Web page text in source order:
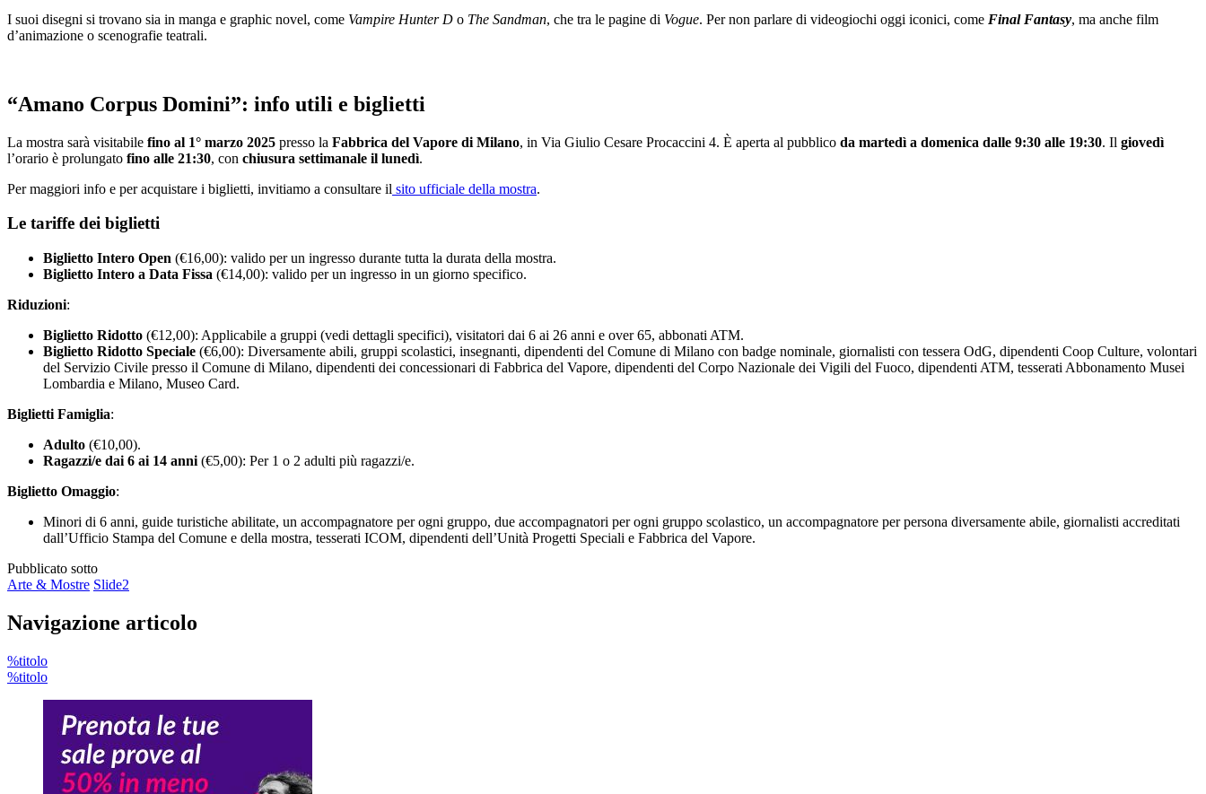
I suoi disegni si trovano sia in manga e graphic novel, come Vampire Hunter D o The Sandman, che tra le pagine di Vogue. Per non parlare di videogiochi oggi iconici, come Final Fantasy, ma anche film
d’animazione o scenografie teatrali.
“Amano Corpus Domini”: info utili e biglietti
La mostra sarà visitabile fino al 1° marzo 2025 presso la Fabbrica del Vapore di Milano, in Via Giulio Cesare Procaccini 4. È aperta al pubblico da martedì a domenica dalle 9:30 alle 19:30. Il giovedì
l’orario è prolungato fino alle 21:30, con chiusura settimanale il lunedì.
Per maggiori info e per acquistare i biglietti, invitiamo a consultare il sito ufficiale della mostra.
Le tariffe dei biglietti
Biglietto Intero Open (€16,00): valido per un ingresso durante tutta la durata della mostra.
Biglietto Intero a Data Fissa (€14,00): valido per un ingresso in un giorno specifico.
Riduzioni:
Biglietto Ridotto (€12,00): Applicabile a gruppi (vedi dettagli specifici), visitatori dai 6 ai 26 anni e over 65, abbonati ATM.
Biglietto Ridotto Speciale (€6,00): Diversamente abili, gruppi scolastici, insegnanti, dipendenti del Comune di Milano con badge nominale, giornalisti con tessera OdG, dipendenti Coop Culture, volontari
del Servizio Civile presso il Comune di Milano, dipendenti dei concessionari di Fabbrica del Vapore, dipendenti del Corpo Nazionale dei Vigili del Fuoco, dipendenti ATM, tesserati Abbonamento Musei
Lombardia e Milano, Museo Card.
Biglietti Famiglia:
Adulto (€10,00).
Ragazzi/e dai 6 ai 14 anni (€5,00): Per 1 o 2 adulti più ragazzi/e.
Biglietto Omaggio:
Minori di 6 anni, guide turistiche abilitate, un accompagnatore per ogni gruppo, due accompagnatori per ogni gruppo scolastico, un accompagnatore per persona diversamente abile, giornalisti accreditati
dall’Ufficio Stampa del Comune e della mostra, tesserati ICOM, dipendenti dell’Unità Progetti Speciali e Fabbrica del Vapore.
Pubblicato sotto
Arte & Mostre Slide2
Navigazione articolo
%titolo
%titolo